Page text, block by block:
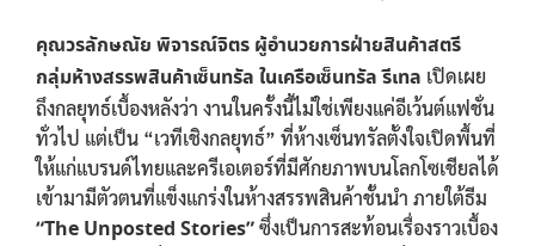
คุณวรลักษณัย พิจารณ์จิตร ผู้อำนวยการฝ่ายสินค้าสตรี
กลุ่มห้างสรรพสินค้าเซ็นทรัล ในเครือเซ็นทรัล รีเทล เปิดเผย
ถึงกลยุทธ์เบื้องหลังว่า งานในครั้งนี้ไม่ใช่เพียงแค่อีเว้นต์แฟชั่น
ทั่วไป แต่เป็น “เวทีเชิงกลยุทธ์” ที่ห้างเซ็นทรัลตั้งใจเปิดพื้นที่
ให้แก่แบรนด์ไทยและครีเอเตอร์ที่มีศักยภาพบนโลกโซเชียลได้
เข้ามามีตัวตนที่แข็งแกร่งในห้างสรรพสินค้าชั้นนำ ภายใต้ธีม
“The Unposted Stories”ซึ่งเป็นการสะท้อนเรื่องราวเบื้อง